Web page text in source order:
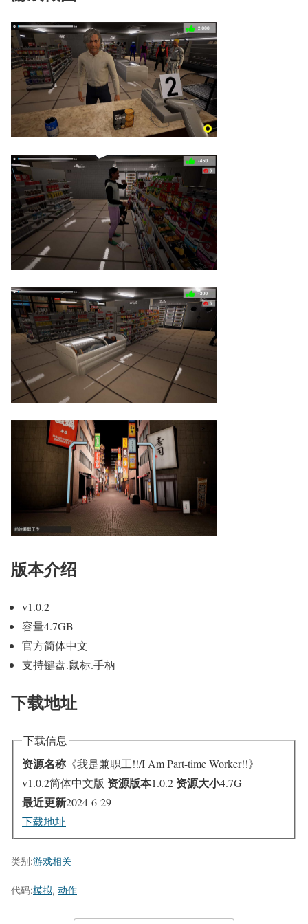
版本介绍
v1.0.2
容量4.7GB
官方简体中文
支持键盘.鼠标.手柄
下载地址
下载信息
资源名称 《我是兼职工!!/I Am Part-time Worker!!》
v1.0.2简体中文版 资源版本1.0.2 资源大小4.7G
最近更新2024-6-29
下载地址
类别:游戏相关
代码:模拟, 动作